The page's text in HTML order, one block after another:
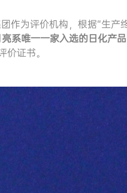
作为评价机构，根据“生产
系唯一一家入选的日化产
价证书。